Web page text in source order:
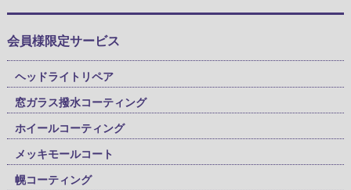
会員様限定サービス
ヘッドライトリペア
窓ガラス撥水コーティング
ホイールコーティング
メッキモールコート
幌コーティング